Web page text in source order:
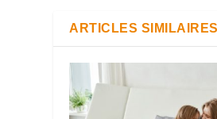
ARTICLES SIMILAIRES